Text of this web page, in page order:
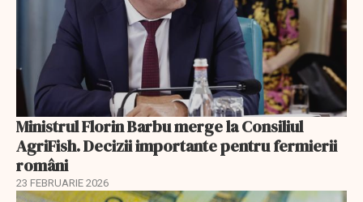
Ministrul Florin Barbu merge la Consiliul
AgriFish. Decizii importante pentru fermierii
români
23 FEBRUARIE 2026